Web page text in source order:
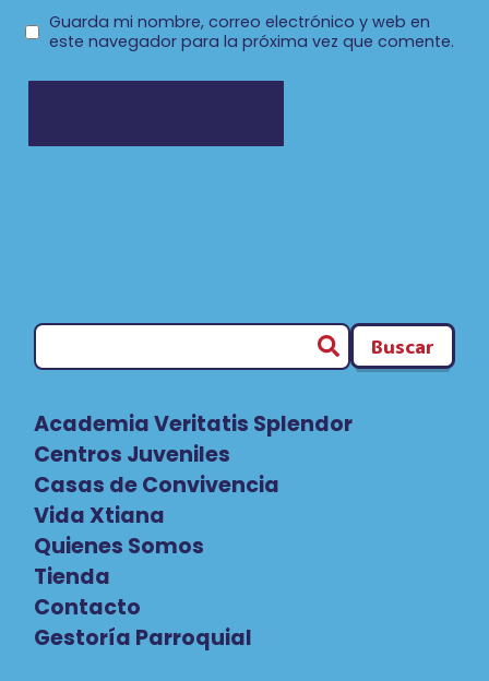
Guarda mi nombre, correo electrónico y web en
este navegador para la próxima vez que comente.
Buscar
Academia Veritatis Splendor
Centros Juveniles
Casas de Convivencia
Vida Xtiana
Quienes Somos
Tienda
Contacto
Gestoría Parroquial